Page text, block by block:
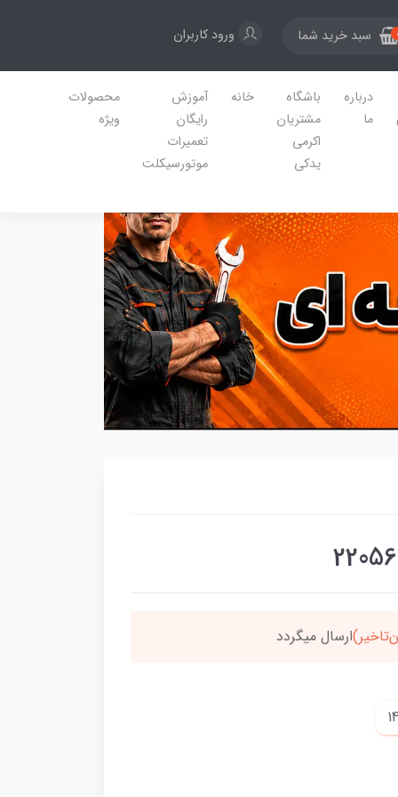
سبد خرید شما ورود کاربران
درباره
ما
باشگاه
مشتریان
اکرمی
یدکی
خانه
آموزش
رایگان
تعمیرات
موتورسیکلت
محصولات
ویژه